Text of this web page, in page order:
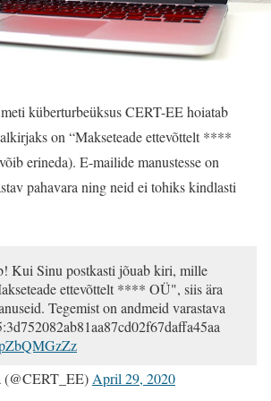
küberturbeüksus CERT-EE hoiatab
on “Makseteade ettevõttelt ****
erineda). E-mailide manustesse on
pahavara ning neid ei tohiks kindlasti
Kui Sinu postkasti jõuab kiri, mille
ettevõttelt **** OÜ", siis ära
Tegemist on andmeid varastava
April 29, 2020